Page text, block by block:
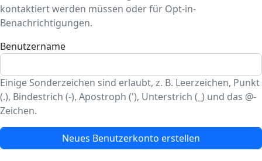
kontaktiert werden müssen oder für Opt-in-
Benachrichtigungen.
Benutzername
Einige Sonderzeichen sind erlaubt, z. B. Leerzeichen, Punkt
(.), Bindestrich (-), Apostroph ('), Unterstrich (_) und das @-
Zeichen.